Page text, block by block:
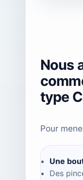
Nous
type
Pour
Une
Des